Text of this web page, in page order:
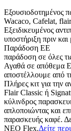
Εξουσιοδοτημένος
Wacaco, Cafelat,
Εξειδικευμένος
υποστήριξη πριν
Παράδοση ΕΕ
παράδοση σε όλες
Αγαθά σε απόθεμα
αποστέλλουμε από
Πλήρες κιτ για την
Flair Classic ή
κύλινδρος
απλοποιώντας και
παρασκευής καφέ.
NEO Flex.Δείτε